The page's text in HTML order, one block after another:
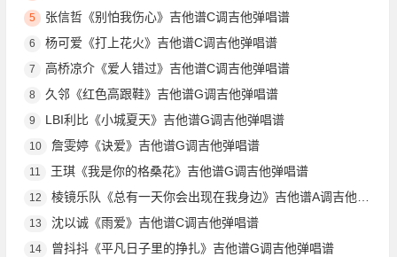
5 张信哲《别怕我伤心》吉他谱C调吉他弹唱谱
6 杨可爱《打上花火》吉他谱C调吉他弹唱谱
7 高桥凉介《爱人错过》吉他谱C调吉他弹唱谱
8 久邻《红色高跟鞋》吉他谱G调吉他弹唱谱
9 LBI利比《小城夏天》吉他谱G调吉他弹唱谱
10 詹雯婷《诀爱》吉他谱G调吉他弹唱谱
11 王琪《我是你的格桑花》吉他谱G调吉他弹唱谱
12 棱镜乐队《总有一天你会出现在我身边》吉他谱A调吉他弹唱谱
13 沈以诚《雨爱》吉他谱C调吉他弹唱谱
14 曾抖抖《平凡日子里的挣扎》吉他谱G调吉他弹唱谱